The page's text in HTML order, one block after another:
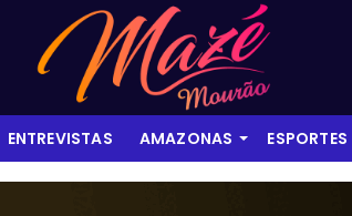
ENTREVISTAS AMAZONAS ESPORTES